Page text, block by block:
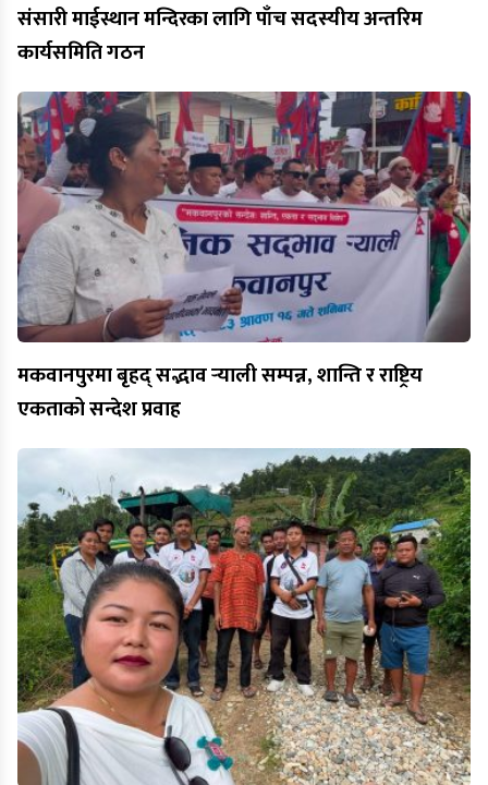
संसारी माईस्थान मन्दिरका लागि पाँच सदस्यीय अन्तरिम
कार्यसमिति गठन
मकवानपुरमा बृहद् सद्भाव र्‍याली सम्पन्न, शान्ति र राष्ट्रिय
एकताको सन्देश प्रवाह